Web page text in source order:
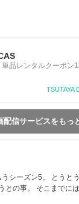
単品レンタルクーポン
TSUTAYA
配信サービスをもっ
シーズン5。 とうと
との事。 そこまでに